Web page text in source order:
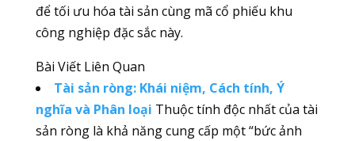
để tối ưu hóa tài sản cùng mã cổ phiếu khu
công nghiệp đặc sắc này.
Bài Viết Liên Quan
Tài sản ròng: Khái niệm, Cách tính, Ý
nghĩa và Phân loại Thuộc tính độc nhất của tài
sản ròng là khả năng cung cấp một “bức ảnh